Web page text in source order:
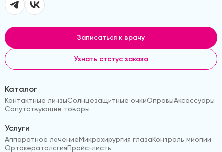
Записаться к врачу
Узнать статус заказа
Каталог
Контактные линзыСолнцезащитные очкиОправыАксессуары
Сопутствующие товары
Услуги
Аппаратное лечениеМикрохирургия глазаКонтроль миопии
ОртокератологияПрайс-листы